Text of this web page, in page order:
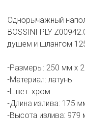
Однорычажный
BOSSINI PLY
душем и шлангом
-Размеры: 250 мм х
-Материал: латунь
-Цвет: хром
-Длина излива: 175
-Высота излива: 979